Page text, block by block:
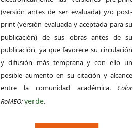
(versión antes de ser evaluada) y/o post-
print (versión evaluada y aceptada para su
publicación) de sus obras antes de su
publicación, ya que favorece su circulación
y difusión más temprana y con ello un
posible aumento en su citación y alcance
entre la comunidad académica. Color
RoMEO:verde.